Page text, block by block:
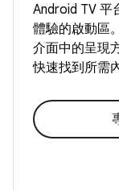
Android TV 平
體驗的啟動區
介面中的呈現
快速找到所需